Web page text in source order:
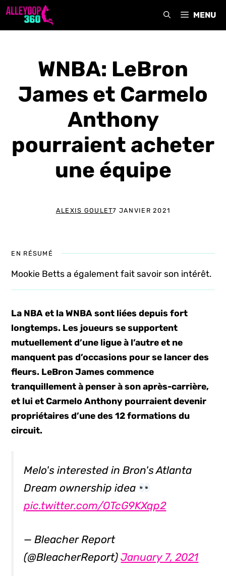
Aller
MENU
WNBA: LeBron
James et Carmelo
Anthony
pourraient acheter
une équipe
ALEXIS GOULET7 JANVIER 2021
EN RÉSUMÉ
Mookie Betts a également fait savoir son intérêt.
La NBA et la WNBA sont liées depuis fort
longtemps. Les joueurs se supportent
mutuellement d’une ligue à l’autre et ne
manquent pas d’occasions pour se lancer des
fleurs. LeBron James commence
tranquillement à penser à son après-carrière,
et lui et Carmelo Anthony pourraient devenir
propriétaires d’une des 12 formations du
circuit.
Melo's interested in Bron's Atlanta
Dream ownership idea
pic.twitter.com/OTcG9KXqp2
— Bleacher Report
(@BleacherReport)January 7, 2021